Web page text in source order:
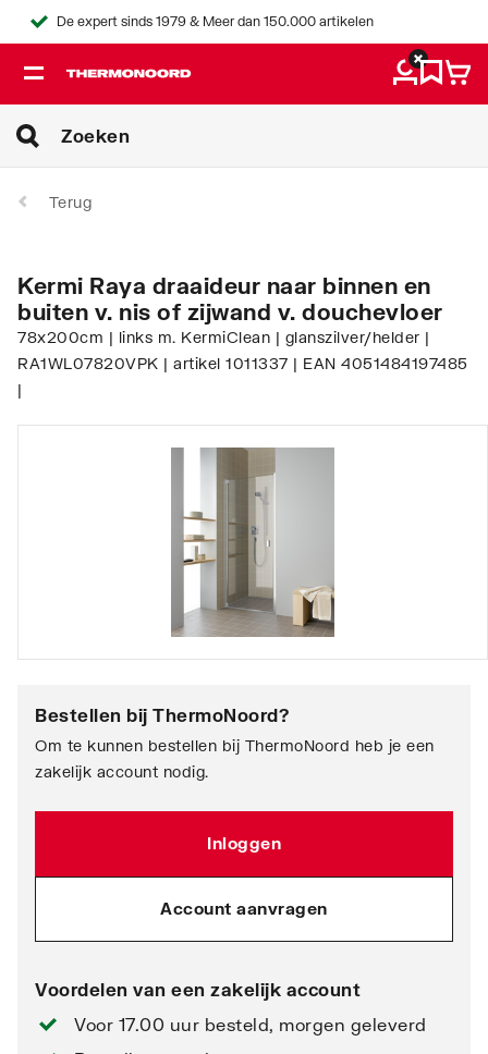
De expert sinds 1979 & Meer dan 150.000 artikelen
Terug
Kermi Raya draaideur naar binnen en
buiten v. nis of zijwand v. douchevloer
78x200cm | links m. KermiClean | glanszilver/helder |
RA1WL07820VPK | artikel 1011337 | EAN 4051484197485
|
Bestellen bij ThermoNoord?
Om te kunnen bestellen bij ThermoNoord heb je een
zakelijk account nodig.
Inloggen
Account aanvragen
Voordelen van een zakelijk account
Voor 17.00 uur besteld, morgen geleverd